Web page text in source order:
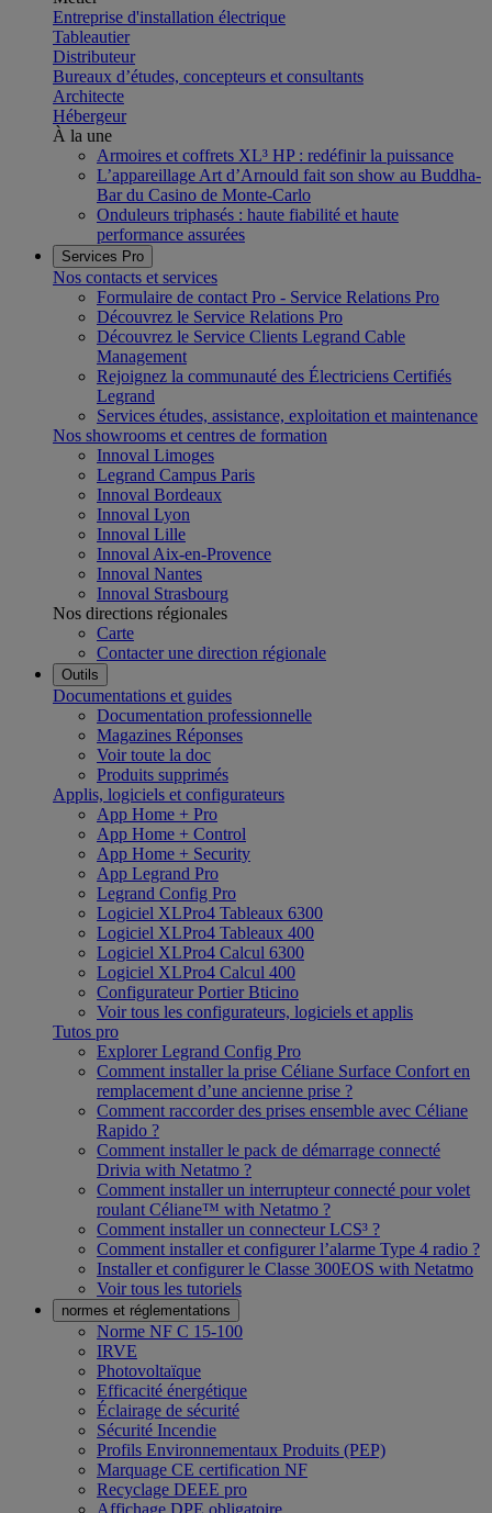
Entreprise d'installation électrique
Tableautier
Distributeur
Bureaux d’études, concepteurs et consultants
Architecte
Hébergeur
À la une
Armoires et coffrets XL³ HP : redéfinir la puissance
L’appareillage Art d’Arnould fait son show au Buddha-
Bar du Casino de Monte-Carlo
Onduleurs triphasés : haute fiabilité et haute
performance assurées
Services Pro
Nos contacts et services
Formulaire de contact Pro - Service Relations Pro
Découvrez le Service Relations Pro
Découvrez le Service Clients Legrand Cable
Management
Rejoignez la communauté des Électriciens Certifiés
Legrand
Services études, assistance, exploitation et maintenance
Nos showrooms et centres de formation
Innoval Limoges
Legrand Campus Paris
Innoval Bordeaux
Innoval Lyon
Innoval Lille
Innoval Aix-en-Provence
Innoval Nantes
Innoval Strasbourg
Nos directions régionales
Carte
Contacter une direction régionale
Outils
Documentations et guides
Documentation professionnelle
Magazines Réponses
Voir toute la doc
Produits supprimés
Applis, logiciels et configurateurs
App Home + Pro
App Home + Control
App Home + Security
App Legrand Pro
Legrand Config Pro
Logiciel XLPro4 Tableaux 6300
Logiciel XLPro4 Tableaux 400
Logiciel XLPro4 Calcul 6300
Logiciel XLPro4 Calcul 400
Configurateur Portier Bticino
Voir tous les configurateurs, logiciels et applis
Tutos pro
Explorer Legrand Config Pro
Comment installer la prise Céliane Surface Confort en
remplacement d’une ancienne prise ?
Comment raccorder des prises ensemble avec Céliane
Rapido ?
Comment installer le pack de démarrage connecté
Drivia with Netatmo ?
Comment installer un interrupteur connecté pour volet
roulant Céliane™ with Netatmo ?
Comment installer un connecteur LCS³ ?
Comment installer et configurer l’alarme Type 4 radio ?
Installer et configurer le Classe 300EOS with Netatmo
Voir tous les tutoriels
normes et réglementations
Norme NF C 15-100
IRVE
Photovoltaïque
Efficacité énergétique
Éclairage de sécurité
Sécurité Incendie
Profils Environnementaux Produits (PEP)
Marquage CE certification NF
Recyclage DEEE pro
Affichage DPE obligatoire